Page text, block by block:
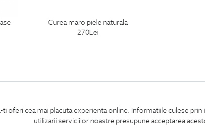
oferi cea mai placuta experienta online. Informatiile culese
utilizarii serviciilor noastre presupune acceptarea
curea maro piele naturala
270Lei